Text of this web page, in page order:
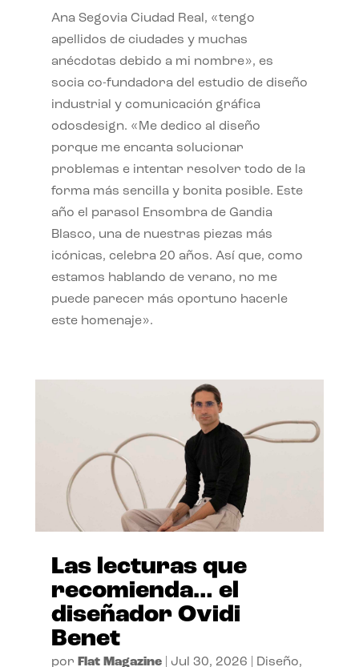
Ana Segovia Ciudad Real, «tengo
apellidos de ciudades y muchas
anécdotas debido a mi nombre», es
socia co-fundadora del estudio de diseño
industrial y comunicación gráfica
odosdesign. «Me dedico al diseño
porque me encanta solucionar
problemas e intentar resolver todo de la
forma más sencilla y bonita posible. Este
año el parasol Ensombra de Gandia
Blasco, una de nuestras piezas más
icónicas, celebra 20 años. Así que, como
estamos hablando de verano, no me
puede parecer más oportuno hacerle
este homenaje».
Las lecturas que
recomienda… el
diseñador Ovidi
Benet
por Flat Magazine| Jul 30, 2026 Diseño,